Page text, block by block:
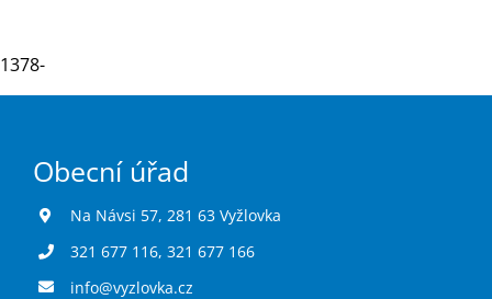
Hlášení závad
1378-
Obecní úřad
Na Návsi 57, 281 63 Vyžlovka
321 677 116, 321 677 166
info@vyzlovka.cz